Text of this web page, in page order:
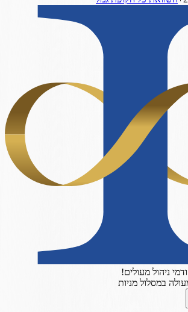
ודמי ניהול מעולים!
במסלול מניות